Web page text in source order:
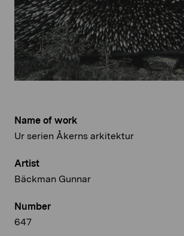
Name of work
Ur serien Åkerns arkitektur
Artist
Bäckman Gunnar
Number
647